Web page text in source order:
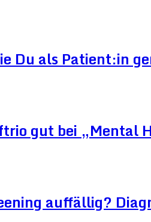
Du als Patient:in
gut bei „Mental
auffällig?